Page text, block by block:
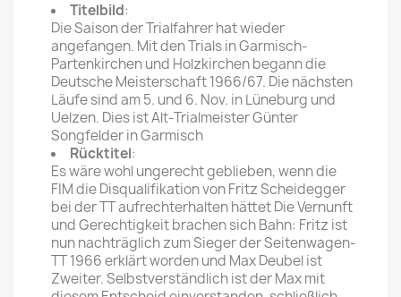
Titelbild:
Die Saison der Trialfahrer hat wieder
angefangen. Mit den Trials in Garmisch-
Partenkirchen und Holzkirchen begann die
Deutsche Meisterschaft 1966/67. Die nächsten
Läufe sind am 5. und 6. Nov. in Lüneburg und
Uelzen. Dies ist Alt-Trialmeister Günter
Songfelder in Garmisch
Rücktitel:
Es wäre wohl ungerecht geblieben, wenn die
FIM die Disqualifikation von Fritz Scheidegger
bei der TT aufrechterhalten hättet Die Vernunft
und Gerechtigkeit brachen sich Bahn: Fritz ist
nun nachträglich zum Sieger der Seitenwagen-
TT 1966 erklärt worden und Max Deubel ist
Zweiter. Selbstverständlich ist der Max mit